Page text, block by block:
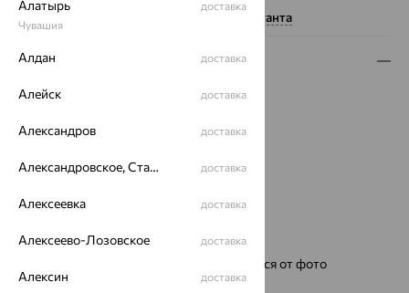
Нужна помощь консультанта
Описание
Металл:
Страна происхождения:
РОССИЯ
Цвет циферблата:
Модель:Ландыш №5
Вес металла:47.33
Цвет и фактура могут отличаться от фото
Для кого:
Алатырь
Чувашия
доставка
Алдан доставка
Алейск доставка
Александров доставка
Александровское, Ставропольский край доставка
Алексеевка доставка
Алексеево-Лозовское доставка
Алексин доставка